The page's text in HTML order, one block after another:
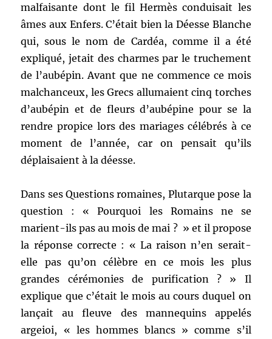
malfaisante dont le fil Hermès conduisait les
âmes aux Enfers. C’était bien la Déesse Blanche
qui, sous le nom de Cardéa, comme il a été
expliqué, jetait des charmes par le truchement
de l’aubépin. Avant que ne commence ce mois
malchanceux, les Grecs allumaient cinq torches
d’aubépin et de fleurs d’aubépine pour se la
rendre propice lors des mariages célébrés à ce
moment de l’année, car on pensait qu’ils
déplaisaient à la déesse.
Dans ses Questions romaines, Plutarque pose la
question : « Pourquoi les Romains ne se
marient-ils pas au mois de mai ? » et il propose
la réponse correcte : « La raison n’en serait-
elle pas qu’on célèbre en ce mois les plus
grandes cérémonies de purification ? » Il
explique que c’était le mois au cours duquel on
lançait au fleuve des mannequins appelés
argeioi, « les hommes blancs » comme s’il